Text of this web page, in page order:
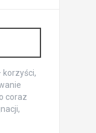
korzyści,
coraz